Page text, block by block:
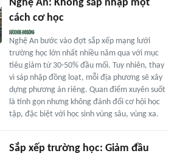
Nghệ An: Không sáp nhập một
cách cơ học
Nghệ An bước vào đợt sắp xếp mạng lưới
trường học lớn nhất nhiều năm qua với mục
tiêu giảm từ 30-50% đầu mối. Tuy nhiên, thay
vì sáp nhập đồng loạt, mỗi địa phương sẽ xây
dựng phương án riêng. Quan điểm xuyên suốt
là tinh gọn nhưng không đánh đổi cơ hội học
tập, đặc biệt với học sinh vùng sâu, vùng xa.
Sắp xếp trường học: Giảm đầu